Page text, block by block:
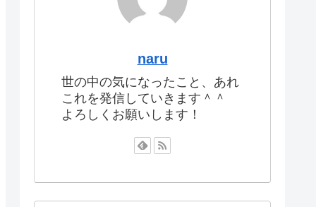
naru
世の中の気になったこと、あれ
これを発信していきます＾＾
よろしくお願いします！